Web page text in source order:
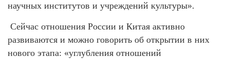
научных институтов и учреждений культуры».
Сейчас отношения России и Китая активно
развиваются и можно говорить об открытии в них
нового этапа: «углубления отношений